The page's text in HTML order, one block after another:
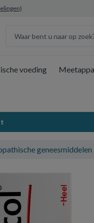
voeding
geneesmiddelen